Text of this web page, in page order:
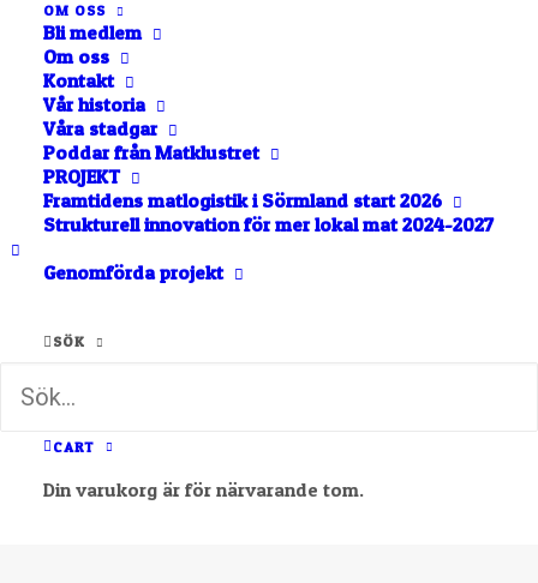
OM OSS
Bli medlem
Om oss
Kontakt
Vår historia
Våra stadgar
Poddar från Matklustret
PROJEKT
Framtidens matlogistik i Sörmland start 2026
Strukturell innovation för mer lokal mat 2024-2027
Genomförda projekt
SÖK
CART
Din varukorg är för närvarande tom.
Visar 1 - 1 av 1 lokala matföretag taggade med "jul".
NÄRA MIG
BOKSTAVSORDNING
Hånö Säteri
Vi är ett familjeföretag med en lång